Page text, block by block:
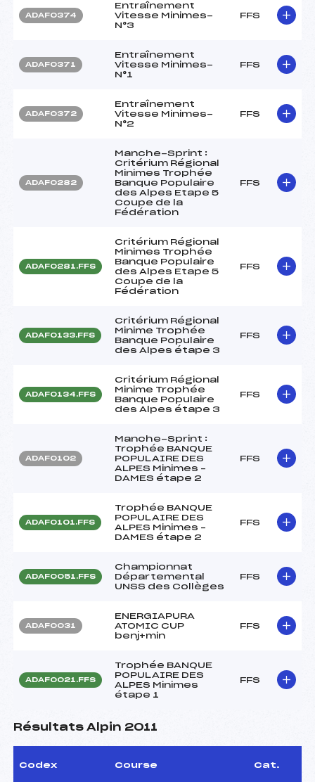
ADAF0374
Entraînement
Vitesse Minimes-
N°3
FFS
ADAF0371
Entraînement
Vitesse Minimes-
N°1
FFS
ADAF0372
Entraînement
Vitesse Minimes-
N°2
FFS
ADAF0282
Manche-Sprint :
Critérium Régional
Minimes Trophée
Banque Populaire
des Alpes Etape 5
Coupe de la
Fédération
FFS
ADAF0281.FFS
Critérium Régional
Minimes Trophée
Banque Populaire
des Alpes Etape 5
Coupe de la
Fédération
FFS
ADAF0133.FFS
Critérium Régional
Minime Trophée
Banque Populaire
des Alpes étape 3
FFS
ADAF0134.FFS
Critérium Régional
Minime Trophée
Banque Populaire
des Alpes étape 3
FFS
ADAF0102
Manche-Sprint :
Trophée BANQUE
POPULAIRE DES
ALPES Minimes –
DAMES étape 2
FFS
ADAF0101.FFS
Trophée BANQUE
POPULAIRE DES
ALPES Minimes –
DAMES étape 2
FFS
ADAF0051.FFS
Championnat
Départemental
UNSS des Collèges
FFS
ADAF0031
ENERGIAPURA
ATOMIC CUP
benj+min
FFS
ADAF0021.FFS
Trophée BANQUE
POPULAIRE DES
ALPES Minimes
étape 1
FFS
Résultats Alpin 2011
Codex Course Cat.